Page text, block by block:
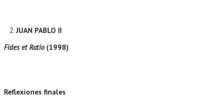
JUAN PABLO II
Fides et Ratio (1998)
Reflexiones finales